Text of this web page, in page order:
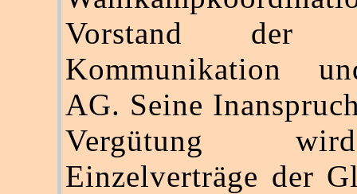
Vorstand der
Kommunikation
AG. Seine
Vergütung
Einzelverträge der